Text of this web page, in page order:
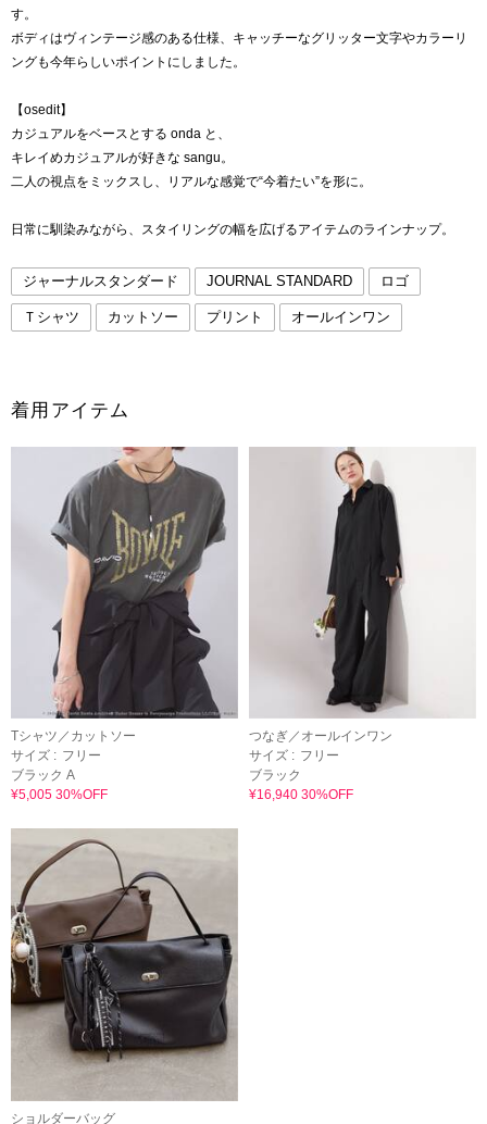
す。
ボディはヴィンテージ感のある仕様、キャッチーなグリッター文字やカラーリ
ングも今年らしいポイントにしました。
【osedit】
カジュアルをベースとする onda と、
キレイめカジュアルが好きな sangu。
二人の視点をミックスし、リアルな感覚で“今着たい”を形に。
日常に馴染みながら、スタイリングの幅を広げるアイテムのラインナップ。
ジャーナルスタンダード JOURNAL STANDARD ロゴ
Ｔシャツ カットソー プリント オールインワン
着用アイテム
Tシャツ／カットソー
サイズ : フリー
ブラック A
¥5,005 30%OFF
つなぎ／オールインワン
サイズ : フリー
ブラック
¥16,940 30%OFF
ショルダーバッグ